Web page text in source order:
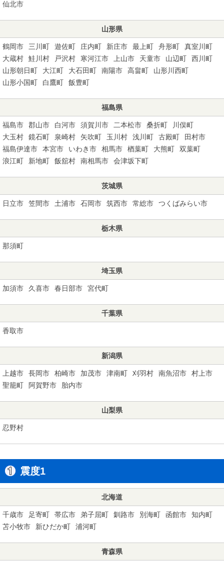
仙北市
山形県
鶴岡市 三川町 遊佐町 庄内町 新庄市 最上町 舟形町
真室川町
大蔵村
鮭川村 戸沢村 寒河江市 上山市 天童市 山辺町
西川町
山形朝日町
大江町 大石田町 南陽市 高畠町
山形川西町
山形小国町
白鷹町 飯豊町
福島県
福島市 郡山市 白河市 須賀川市 二本松市 桑折町
川俣町
大玉村
鏡石町 泉崎村 矢吹町 玉川村 浅川町 古殿町
田村市
福島伊達市
本宮市 いわき市 相馬市 楢葉町 大熊町
双葉町
浪江町
新地町 飯舘村 南相馬市 会津坂下町
茨城県
日立市 笠間市 土浦市 石岡市 筑西市 常総市 つくばみらい市
栃木県
那須町
埼玉県
加須市 久喜市 春日部市 宮代町
千葉県
香取市
新潟県
上越市 長岡市 柏崎市 加茂市 津南町 刈羽村 南魚沼市
村上市
聖籠町
阿賀野市 胎内市
山梨県
忍野村
震度1
北海道
千歳市 足寄町 帯広市 弟子屈町 釧路市 別海町 函館市
知内町
苫小牧市
新ひだか町 浦河町
青森県